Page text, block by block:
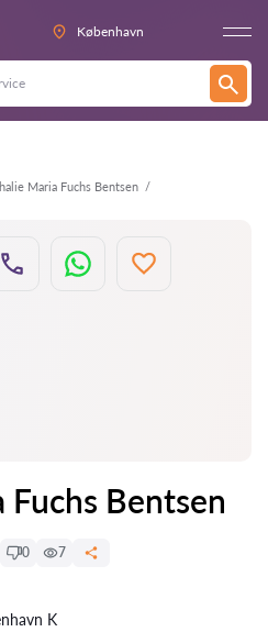
København
Maria Fuchs Bentsen
Bentsen
0 7
K